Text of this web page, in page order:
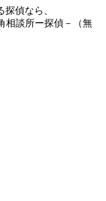
偵なら、
相談所ー探偵－（無